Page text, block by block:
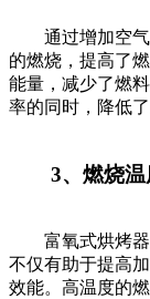
通过增加空气
的燃烧，提高了
能量，减少了燃
率的同时，降低
3、燃烧温
富氧式烘烤器
不仅有助于提高
效能。高温度的